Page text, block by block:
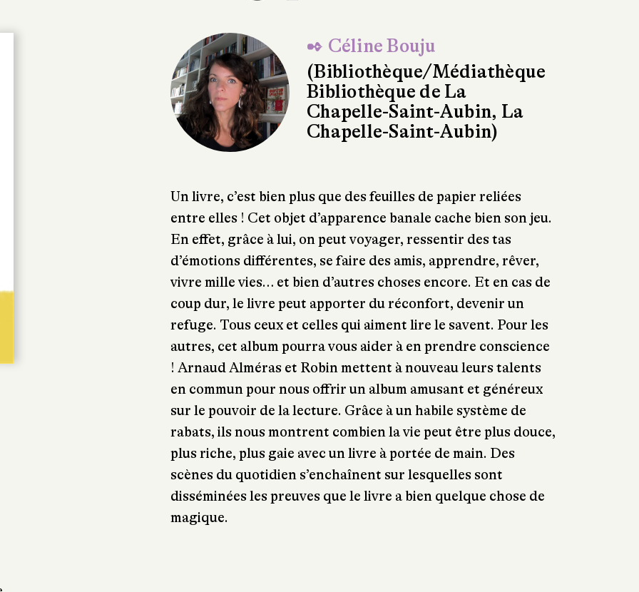
✒ Céline Bouju
(Bibliothèque/Médiathèque
Bibliothèque de La
Chapelle-Saint-Aubin, La
Chapelle-Saint-Aubin)
Un livre, c’est bien plus que des feuilles de papier reliées
entre elles ! Cet objet d’apparence banale cache bien son jeu.
En effet, grâce à lui, on peut voyager, ressentir des tas
d’émotions différentes, se faire des amis, apprendre, rêver,
vivre mille vies… et bien d’autres choses encore. Et en cas de
coup dur, le livre peut apporter du réconfort, devenir un
refuge. Tous ceux et celles qui aiment lire le savent. Pour les
autres, cet album pourra vous aider à en prendre conscience
! Arnaud Alméras et Robin mettent à nouveau leurs talents
en commun pour nous offrir un album amusant et généreux
sur le pouvoir de la lecture. Grâce à un habile système de
rabats, ils nous montrent combien la vie peut être plus douce,
plus riche, plus gaie avec un livre à portée de main. Des
scènes du quotidien s’enchaînent sur lesquelles sont
disséminées les preuves que le livre a bien quelque chose de
magique.